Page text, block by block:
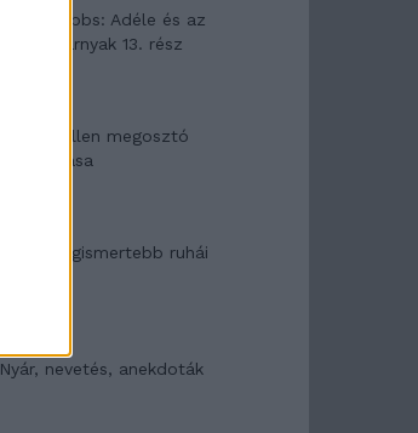
Elyna Robbs: Adéle és az
örökölt árnyak 13. rész
Woody Allen megosztó
zsenialitása
A világ legismertebb ruhái
Nyár, nevetés, anekdoták